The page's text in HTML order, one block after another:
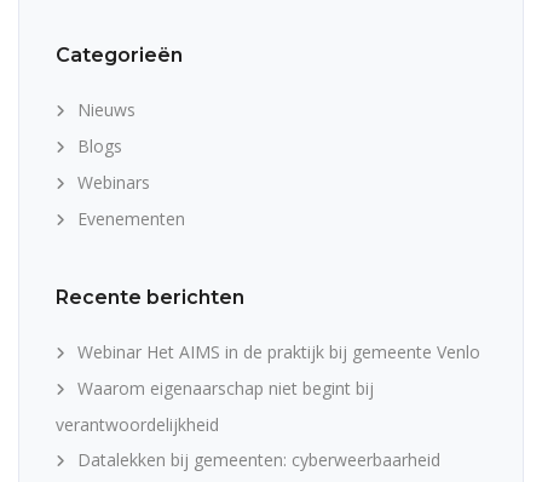
Categorieën
Nieuws
Blogs
Webinars
Evenementen
Recente berichten
Webinar Het AIMS in de praktijk bij gemeente Venlo
Waarom eigenaarschap niet begint bij
verantwoordelijkheid
Datalekken bij gemeenten: cyberweerbaarheid